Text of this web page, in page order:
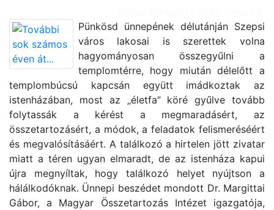
Pünkösd ünnepének délutánján Szepsi
város lakosai is szerettek volna
hagyományosan összegyűlni a
templomtérre, hogy miután délelőtt a
templombúcsú kapcsán együtt imádkoztak az
istenházában, most az „életfa”köré gyűlve tovább
folytassák a kérést a megmaradásért, az
összetartozásért, a módok, a feladatok felismeréséért
és megvalósításáért. A találkozó a hirtelen jött zivatar
miatt a téren ugyan elmaradt, de az istenháza kapui
újra megnyíltak, hogy találkozó helyet nyújtson a
hálálkodóknak. Ünnepi beszédet mondott Dr. Margittai
Gábor, a Magyar Összetartozás Intézet igazgatója,